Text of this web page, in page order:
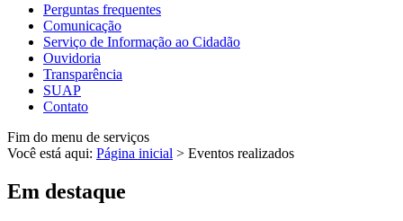
Perguntas frequentes
Comunicação
Serviço de Informação ao Cidadão
Ouvidoria
Transparência
SUAP
Contato
Fim do menu de serviços
Você está aqui: Página inicial > Eventos realizados
Em destaque